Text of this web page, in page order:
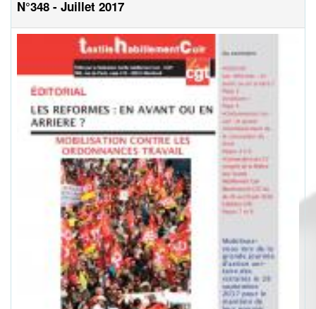
N°348 - Juillet 2017